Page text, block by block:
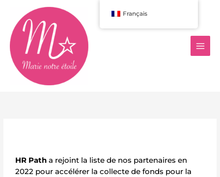
contenu
HR Patha rejoint la liste de nos partenaires en
2022 pour accélérer la collecte de fonds pour la
Français